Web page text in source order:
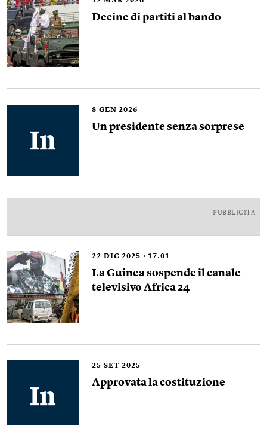
Decine di partiti al bando
8 GEN 2026
Un presidente senza sorprese
PUBBLICITÀ
22 DIC 2025 17.01
La Guinea sospende il canale
televisivo Africa 24
25 SET 2025
Approvata la costituzione